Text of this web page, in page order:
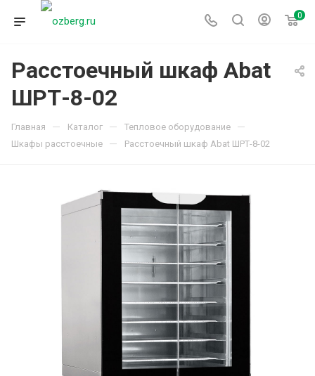
0
Расстоечный шкаф Abat
ШРТ-8-02
Главная — Каталог — Тепловое оборудование —
Шкафы расстоечные — Расстоечный шкаф Abat ШРТ-8-02